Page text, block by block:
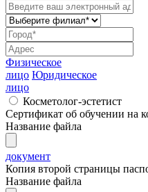
Физическое
лицо Юридическое
лицо
Косметолог-эстетист
Сертификат об обучении на
Название файла
документ
Копия второй страницы
Название файла